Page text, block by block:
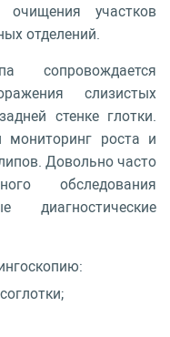
очищения участков
отделений.
сопровождается
слизистых
стенке глотки.
мониторинг роста и
Довольно часто
обследования
диагностические